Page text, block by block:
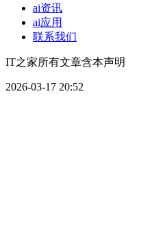
ai资讯
ai应用
联系我们
IT之家所有文章含本声明
2026-03-17 20:52